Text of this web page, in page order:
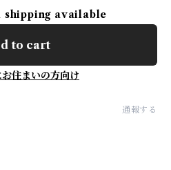
available
to cart
住まいの方向け
通報する